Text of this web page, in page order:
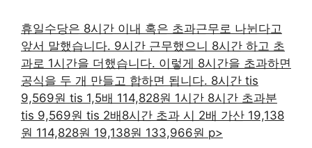
휴일수당은 8시간 이내 혹은 초과근무로 나뉜다고
앞서 말했습니다. 9시간 근무했으니 8시간 하고 초
과로 1시간을 더했습니다. 이렇게 8시간을 초과하면
공식을 두 개 만들고 합하면 됩니다. 8시간 tis
9,569원 tis 1,5배 114,828원 1시간 8시간 초과분
tis 9,569원 tis 2배8시간 초과 시 2배 가산 19,138
원 114,828원 19,138원 133,966원 p>